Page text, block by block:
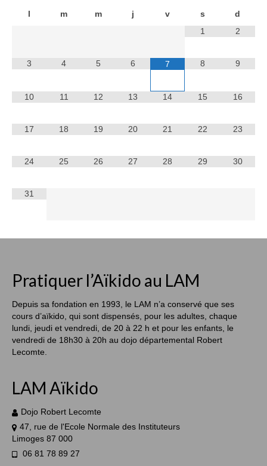
l m m j v s
d
1
2
3 4 5 6 7 8 9
10 11 12 13 14 15 16
17 18 19 20 21 22 23
24 25 26 27 28 29 30
31
Pratiquer l’Aïkido au LAM
Depuis sa fondation en 1993, le LAM n’a conservé que ses
cours d’aïkido, qui sont dispensés, pour les adultes, chaque
lundi, jeudi et vendredi, de 20 à 22 h et pour les enfants, le
vendredi de 18h30 à 20h au dojo départemental Robert
Lecomte.
LAM Aïkido
Dojo Robert Lecomte
47, rue de l'Ecole Normale des Instituteurs
Limoges 87 000
06 81 78 89 27